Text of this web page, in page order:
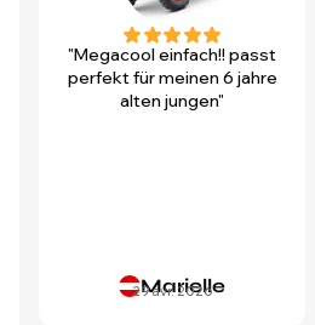
"Megacool einfach!! passt
perfekt für meinen 6 jahre
alten jungen"
Marielle
29 avr. 2026